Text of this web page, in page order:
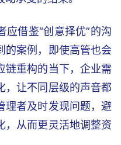
应借鉴“创意择优”的沟
的案例，即使高管也会
链重构的当下，企业需
，让不同层级的声音都
理者及时发现问题，避
，从而更灵活地调整资